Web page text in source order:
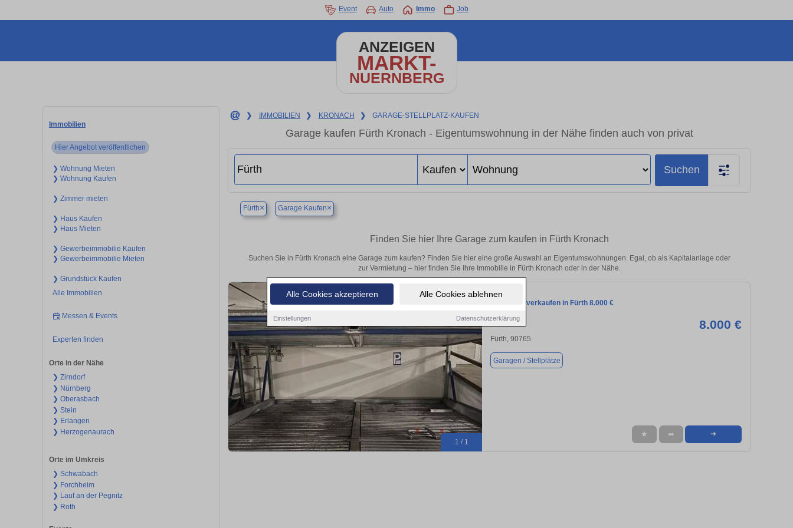
Alle Cookies akzeptieren Alle Cookies ablehnen
Einstellungen Datenschutzerklärung
Event Auto Immo Job
ANZEIGEN
MARKT-
NUERNBERG
Immobilien
Hier Angebot veröffentlichen
❯ Wohnung Mieten
❯ Wohnung Kaufen
❯ Zimmer mieten
❯ Haus Kaufen
❯ Haus Mieten
❯ Gewerbeimmobilie Kaufen
❯ Gewerbeimmobilie Mieten
❯ Grundstück Kaufen
Alle Immobilien
Messen & Events
Experten finden
Orte in der Nähe
❯ Zirndorf
❯ Nürnberg
❯ Oberasbach
❯ Stein
❯ Erlangen
❯ Herzogenaurach
Orte im Umkreis
❯ Schwabach
❯ Forchheim
❯ Lauf an der Pegnitz
❯ Roth
❯ IMMOBILIEN ❯ KRONACH ❯ GARAGE-STELLPLATZ-KAUFEN
Garage kaufen Fürth Kronach - Eigentumswohnung in der Nähe finden auch von privat
Suchen
Fürth× Garage Kaufen×
Finden Sie hier Ihre Garage zum kaufen in Fürth Kronach
Suchen Sie in Fürth Kronach eine Garage zum kaufen? Finden Sie hier eine große Auswahl an Eigentumswohnungen. Egal, ob als Kapitalanlage oder
zur Vermietung – hier finden Sie Ihre Immobilie in Fürth Kronach oder in der Nähe.
1 / 1
Garage zu verkaufen in Fürth 8.000 €
8.000 €
Fürth, 90765
Garagen / Stellplätze
★ ➦ ➜